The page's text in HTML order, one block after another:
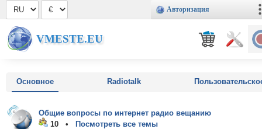
Авторизация
VMESTE.EU
Основное Radiotalk
Общие вопросы по интернет радио вещанию
10 •
Посмотреть все темы